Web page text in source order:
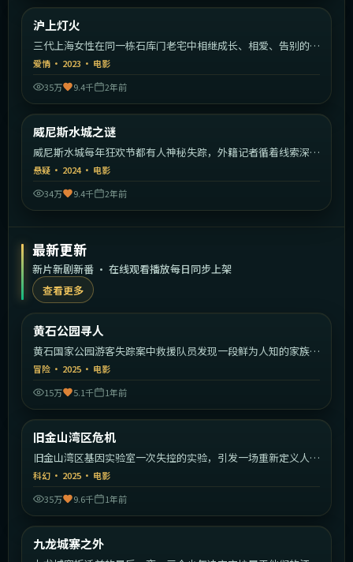
热门
沪上灯火
三代上海女性在同一栋石库门老宅中相继成长、相爱、告别的年
代故事。
爱情 · 2023 · 电影
35万
9.4千 2年前
热门
威尼斯水城之谜
威尼斯水城每年狂欢节都有人神秘失踪，外籍记者循着线索深入
运河。
悬疑 · 2024· 电影
34万
9.4千 2年前
最新更新
新片新剧新番 · 在线观看播放每日同步上架
查看更多
最新
黄石公园寻人
黄石国家公园游客失踪案中救援队员发现一段鲜为人知的家族秘
密。
冒险 · 2025 · 电影
15万
5.1千 1年前
最新
旧金山湾区危机
旧金山湾区基因实验室一次失控的实验，引发一场重新定义人类
的危机。
科幻 · 2025 · 电影
35万
9.6千 1年前
最新
九龙城寨之外